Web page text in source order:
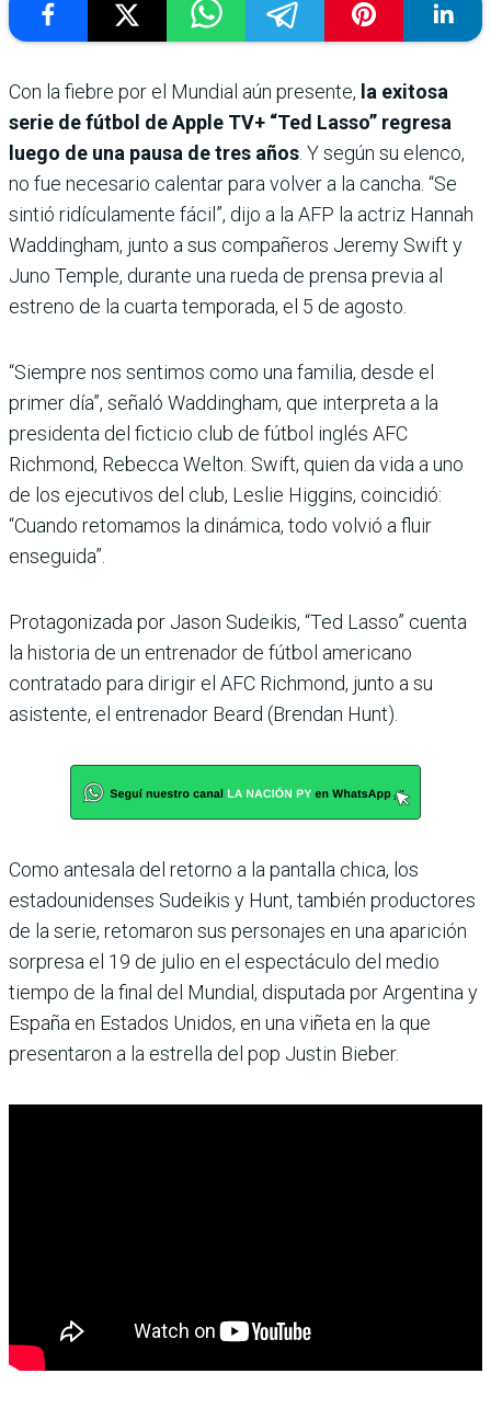
Con la fiebre por el Mundial aún presente, la exitosa
serie de fútbol de Apple TV+ “Ted Lasso” regresa
luego de una pausa de tres años. Y según su elenco,
no fue necesario calentar para volver a la cancha. “Se
sintió ridículamente fácil”, dijo a la AFP la actriz Hannah
Waddingham, junto a sus compañeros Jeremy Swift y
Juno Temple, durante una rueda de prensa previa al
estreno de la cuarta temporada, el 5 de agosto.
“Siempre nos sentimos como una familia, desde el
primer día”, señaló Waddingham, que interpreta a la
presidenta del ficticio club de fútbol inglés AFC
Richmond, Rebecca Welton. Swift, quien da vida a uno
de los ejecutivos del club, Leslie Higgins, coincidió:
“Cuando retomamos la dinámica, todo volvió a fluir
enseguida”.
Protagonizada por Jason Sudeikis, “Ted Lasso” cuenta
la historia de un entrenador de fútbol americano
contratado para dirigir el AFC Richmond, junto a su
asistente, el entrenador Beard (Brendan Hunt).
Como antesala del retorno a la pantalla chica, los
estadounidenses Sudeikis y Hunt, también productores
de la serie, retomaron sus personajes en una aparición
sorpresa el 19 de julio en el espectáculo del medio
tiempo de la final del Mundial, disputada por Argentina y
España en Estados Unidos, en una viñeta en la que
presentaron a la estrella del pop Justin Bieber.